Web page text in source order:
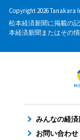
Copyright 2026 Tanakara
松本経済新聞に掲載の
本経済新聞またはその
みんなの経
お問い合わせ